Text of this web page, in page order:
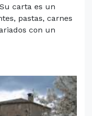
carta es un
pastas, carnes
con un